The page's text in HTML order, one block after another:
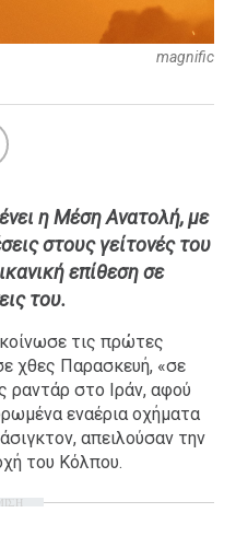
magnific
η Μέση Ανατολή, με
στους γείτονές του
επίθεση σε
του.
τις πρώτες
χθες Παρασκευή, «σε
ραντάρ στο Ιράν, αφού
εναέρια οχήματα
απειλούσαν την
του Κόλπου.